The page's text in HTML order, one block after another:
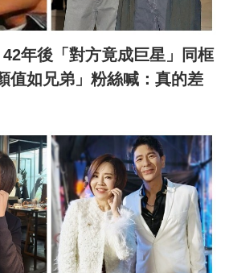
年後「對方竟成巨星」同框
如兄弟」粉絲喊：真的差